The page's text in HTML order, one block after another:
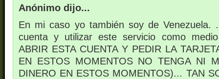
Anónimo dijo...
En mi caso yo también soy de Venezuela.
cuenta y utilizar este servicio como
ABRIR ESTA CUENTA Y PEDIR LA
EN ESTOS MOMENTOS NO TENGA NI
DINERO EN ESTOS MOMENTOS)... TAN